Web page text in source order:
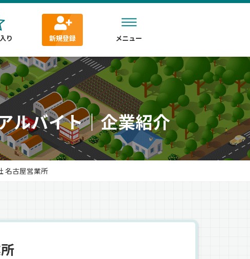
り 新規登録 メニュー
ルバイト｜企業紹介
名古屋営業所